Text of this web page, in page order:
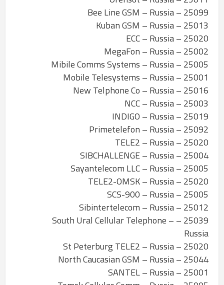
25099 – Bee Line GSM – Russia
25013 – Kuban GSM – Russia
25020 – ECC – Russia
25002 – MegaFon – Russia
25005 – Mibile Comms Systems – Russia
25001 – Mobile Telesystems – Russia
25016 – New Telphone Co – Russia
25003 – NCC – Russia
25019 – INDIGO – Russia
25092 – Primetelefon – Russia
25020 – TELE2 – Russia
25004 – SIBCHALLENGE – Russia
25005 – Sayantelecom LLC – Russia
25020 – TELE2-OMSK – Russia
25005 – SCS-900 – Russia
25012 – Sibintertelecom – Russia
25039 – South Ural Cellular Telephone –
Russia
25020 – St Peterburg TELE2 – Russia
25044 – North Caucasian GSM – Russia
25001 – SANTEL – Russia